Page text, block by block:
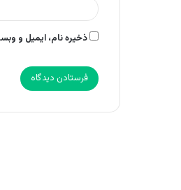
ذخیره نام، ایمیل و